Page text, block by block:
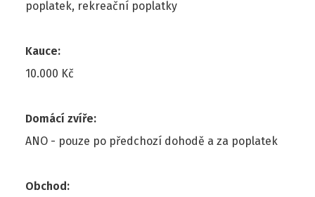
poplatek, rekreační poplatky
Kauce:
10.000 Kč
Domácí zvíře:
ANO - pouze po předchozí dohodě a za poplatek
Obchod: